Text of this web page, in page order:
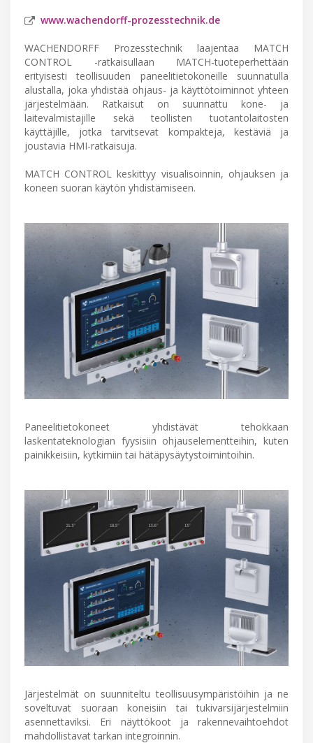
www.wachendorff-prozesstechnik.de
WACHENDORFF Prozesstechnik laajentaa MATCH
CONTROL -ratkaisullaan MATCH-tuoteperhettään
erityisesti teollisuuden paneelitietokoneille suunnatulla
alustalla, joka yhdistää ohjaus- ja käyttötoiminnot yhteen
järjestelmään. Ratkaisut on suunnattu kone- ja
laitevalmistajille sekä teollisten tuotantolaitosten
käyttäjille, jotka tarvitsevat kompakteja, kestäviä ja
joustavia HMI-ratkaisuja.
MATCH CONTROL keskittyy visualisoinnin, ohjauksen ja
koneen suoran käytön yhdistämiseen.
Paneelitietokoneet yhdistävät tehokkaan
laskentateknologian fyysisiin ohjauselementteihin, kuten
painikkeisiin, kytkimiin tai hätäpysäytystoimintoihin.
Järjestelmät on suunniteltu teollisuusympäristöihin ja ne
soveltuvat suoraan koneisiin tai tukivarsijärjestelmiin
asennettaviksi. Eri näyttökoot ja rakennevaihtoehdot
mahdollistavat tarkan integroinnin.